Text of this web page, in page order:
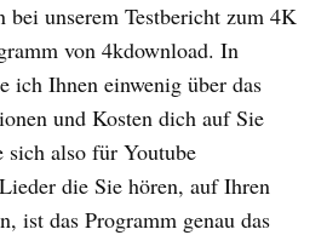
unserem Testbericht zum 4K
von 4kdownload. In
ich Ihnen einwenig über das
und Kosten dich auf Sie
sich also für Youtube
die Sie hören, auf Ihren
ist das Programm genau das